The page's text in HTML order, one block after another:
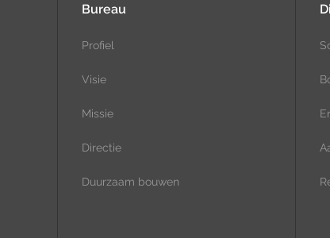
Bureau
Profiel
Visie
Missie
Directie
Duurzaam bouwen